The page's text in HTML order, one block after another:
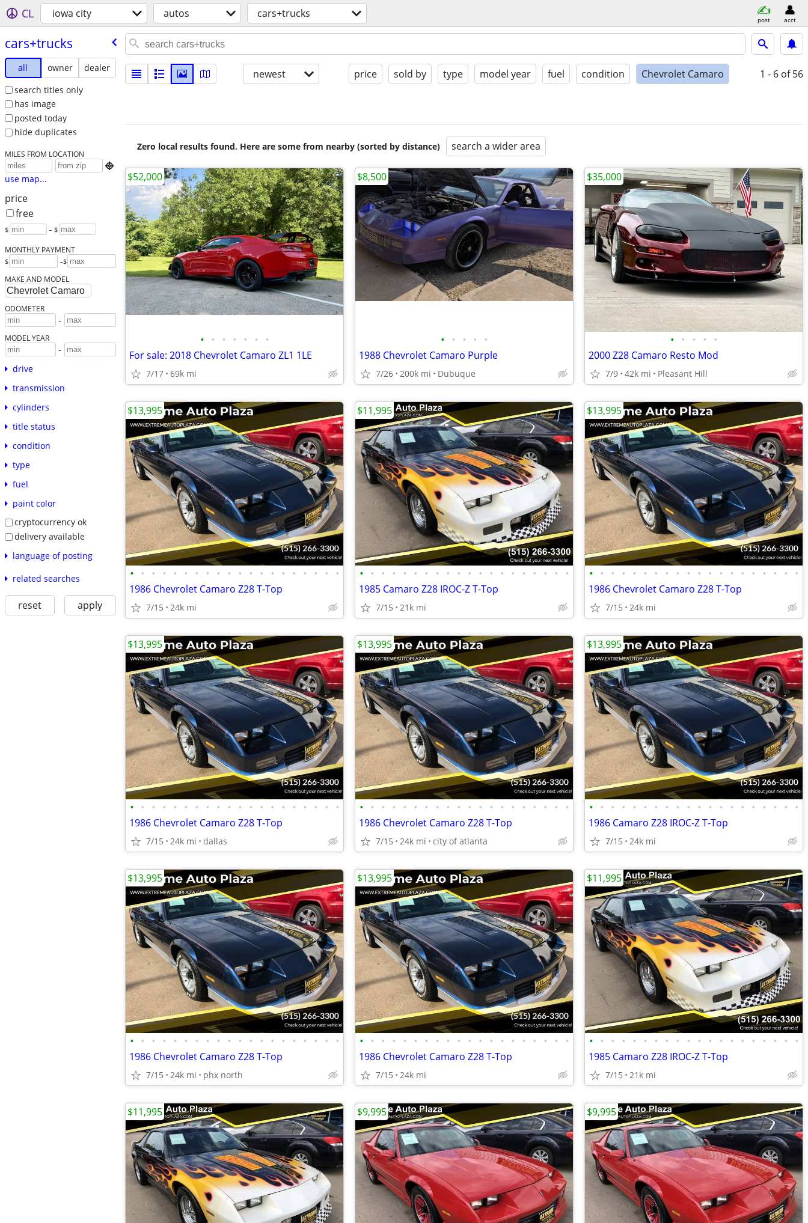
CL iowa city autos cars+trucks post acct
cars+trucks
all owner
dealer
search titles only
has image
posted today
hide duplicates
MILES FROM LOCATION

use map...
price
free
$ – $
MONTHLY PAYMENT
$ -$
MAKE AND MODEL
ODOMETER
-
MODEL YEAR
-
drive
transmission
cylinders
title status
condition
type
fuel
paint color
cryptocurrency ok
delivery available
language of posting
related searches
reset apply
newest price sold by type model year fuel condition Chevrolet Camaro 1 - 6 of 56
Zero local results found. Here are some from nearby (sorted by distance) search a wider area
• • • • • • •
For sale: 2018 Chevrolet Camaro ZL1 1LE
7/17 69k mi
$52,000
• • • • •
1988 Chevrolet Camaro Purple
7/26 200k mi Dubuque
$8,500
• • • • •
2000 Z28 Camaro Resto Mod
7/9 42k mi Pleasant Hill
$35,000
• • • • • • • • • • • • • • • • • • • •
1986 Chevrolet Camaro Z28 T-Top
7/15 24k mi
$13,995
• • • • • • • • • • • • • • • • • • • •
1985 Camaro Z28 IROC-Z T-Top
7/15 21k mi
$11,995
• • • • • • • • • • • • • • • • • • • •
1986 Chevrolet Camaro Z28 T-Top
7/15 24k mi
$13,995
• • • • • • • • • • • • • • • • • • • •
1986 Chevrolet Camaro Z28 T-Top
7/15 24k mi dallas
$13,995
• • • • • • • • • • • • • • • • • • • •
1986 Chevrolet Camaro Z28 T-Top
7/15 24k mi city of atlanta
$13,995
• • • • • • • • • • • • • • • • • • • •
1986 Camaro Z28 IROC-Z T-Top
7/15 24k mi
$13,995
• • • • • • • • • • • • • • • • • • • •
1986 Chevrolet Camaro Z28 T-Top
7/15 24k mi phx north
$13,995
• • • • • • • • • • • • • • • • • • • •
1986 Chevrolet Camaro Z28 T-Top
7/15 24k mi
$13,995
• • • • • • • • • • • • • • • • • • • •
1985 Camaro Z28 IROC-Z T-Top
7/15 21k mi
$11,995
$11,995 $9,995 $9,995